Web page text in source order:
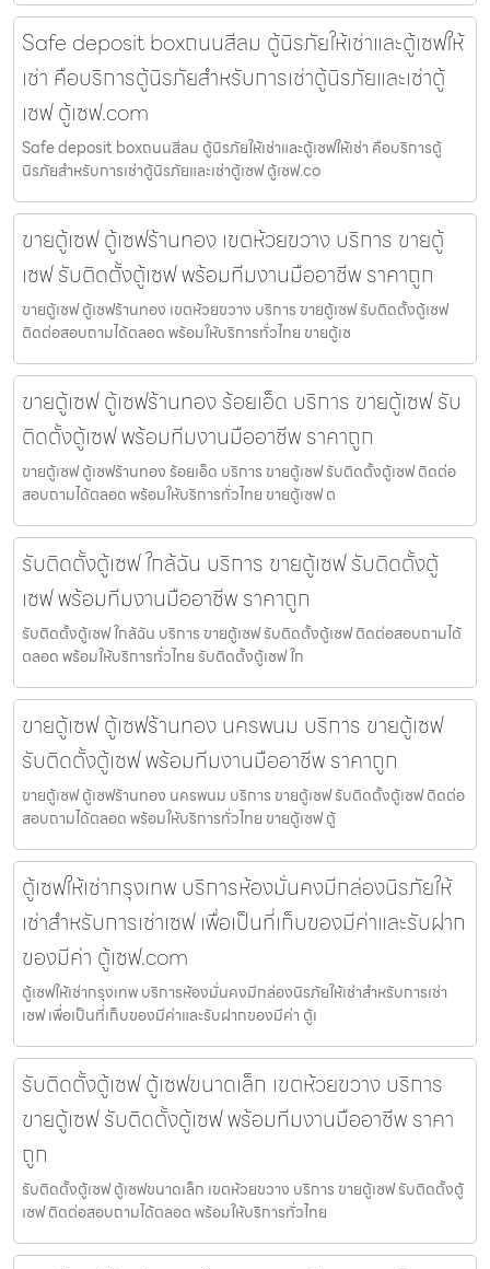
Safe deposit boxถนนสีลม ตู้นิรภัยให้เช่าและตู้เซฟให้
เช่า คือบริการตู้นิรภัยสำหรับการเช่าตู้นิรภัยและเช่าตู้
เซฟ ตู้เซฟ.com
Safe deposit boxถนนสีลม ตู้นิรภัยให้เช่าและตู้เซฟให้เช่า คือบริการตู้
นิรภัยสำหรับการเช่าตู้นิรภัยและเช่าตู้เซฟ ตู้เซฟ.co
ขายตู้เซฟ ตู้เซฟร้านทอง เขตห้วยขวาง บริการ ขายตู้
เซฟ รับติดตั้งตู้เซฟ พร้อมทีมงานมืออาชีพ ราคาถูก
ขายตู้เซฟ ตู้เซฟร้านทอง เขตห้วยขวาง บริการ ขายตู้เซฟ รับติดตั้งตู้เซฟ
ติดต่อสอบถามได้ตลอด พร้อมให้บริการทั่วไทย ขายตู้เซ
ขายตู้เซฟ ตู้เซฟร้านทอง ร้อยเอ็ด บริการ ขายตู้เซฟ รับ
ติดตั้งตู้เซฟ พร้อมทีมงานมืออาชีพ ราคาถูก
ขายตู้เซฟ ตู้เซฟร้านทอง ร้อยเอ็ด บริการ ขายตู้เซฟ รับติดตั้งตู้เซฟ ติดต่อ
สอบถามได้ตลอด พร้อมให้บริการทั่วไทย ขายตู้เซฟ ต
รับติดตั้งตู้เซฟ ใกล้ฉัน บริการ ขายตู้เซฟ รับติดตั้งตู้
เซฟ พร้อมทีมงานมืออาชีพ ราคาถูก
รับติดตั้งตู้เซฟ ใกล้ฉัน บริการ ขายตู้เซฟ รับติดตั้งตู้เซฟ ติดต่อสอบถามได้
ตลอด พร้อมให้บริการทั่วไทย รับติดตั้งตู้เซฟ ใก
ขายตู้เซฟ ตู้เซฟร้านทอง นครพนม บริการ ขายตู้เซฟ
รับติดตั้งตู้เซฟ พร้อมทีมงานมืออาชีพ ราคาถูก
ขายตู้เซฟ ตู้เซฟร้านทอง นครพนม บริการ ขายตู้เซฟ รับติดตั้งตู้เซฟ ติดต่อ
สอบถามได้ตลอด พร้อมให้บริการทั่วไทย ขายตู้เซฟ ตู้
ตู้เซฟให้เช่ากรุงเทพ บริการห้องมั่นคงมีกล่องนิรภัยให้
เช่าสำหรับการเช่าเซฟ เพื่อเป็นที่เก็บของมีค่าและรับฝาก
ของมีค่า ตู้เซฟ.com
ตู้เซฟให้เช่ากรุงเทพ บริการห้องมั่นคงมีกล่องนิรภัยให้เช่าสำหรับการเช่า
เซฟ เพื่อเป็นที่เก็บของมีค่าและรับฝากของมีค่า ตู้เ
รับติดตั้งตู้เซฟ ตู้เซฟขนาดเล็ก เขตห้วยขวาง บริการ
ขายตู้เซฟ รับติดตั้งตู้เซฟ พร้อมทีมงานมืออาชีพ ราคา
ถูก
รับติดตั้งตู้เซฟ ตู้เซฟขนาดเล็ก เขตห้วยขวาง บริการ ขายตู้เซฟ รับติดตั้งตู้
เซฟ ติดต่อสอบถามได้ตลอด พร้อมให้บริการทั่วไทย